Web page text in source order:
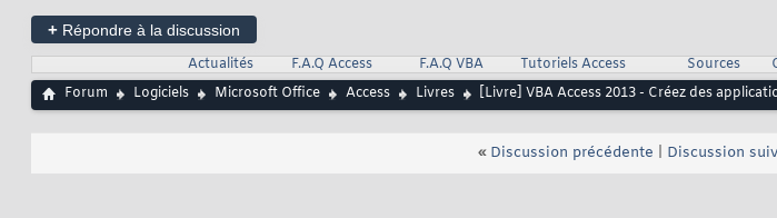
+ Répondre à la discussion
Actualités
F.A.Q Access F.A.Q VBA Tutoriels Access Sources
Forum
Logiciels Microsoft Office Access Livres [Livre] VBA Access 2013 - Créez des
« Discussion précédente Discussion